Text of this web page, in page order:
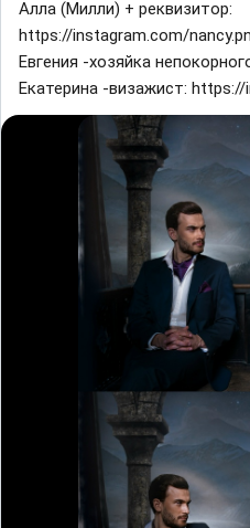
Алла (Милли) + реквизитор:
https://instagram.com/
Евгения -хозяйка
Екатерина -визажист: